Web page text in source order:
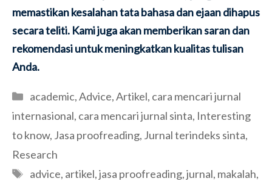
memastikan kesalahan tata bahasa dan ejaan dihapus
secara teliti. Kami juga akan memberikan saran dan
rekomendasi untuk meningkatkan kualitas tulisan
Anda.
Categories
academic,Advice,Artikel, cara mencari jurnal
internasional, cara mencari jurnal sinta, Interesting
to know, Jasa proofreading, Jurnal terindeks sinta,
Research
Tags
advice, artikel,jasa proofreading,jurnal, makalah,